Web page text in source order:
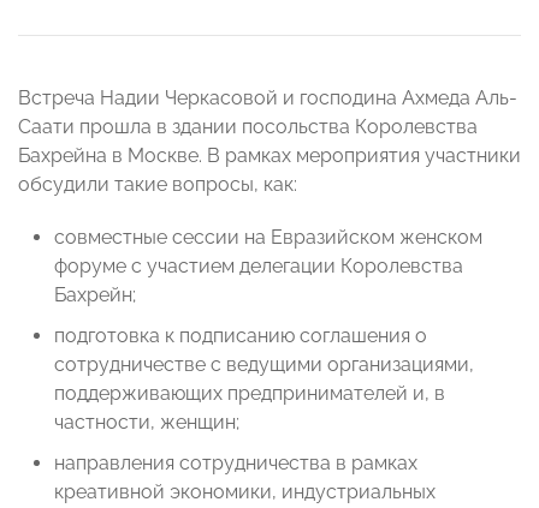
Встреча Надии Черкасовой и господина Ахмеда Аль-
Саати прошла в здании посольства Королевства
Бахрейна в Москве. В рамках мероприятия участники
обсудили такие вопросы, как:
совместные сессии на Евразийском женском
форуме с участием делегации Королевства
Бахрейн;
подготовка к подписанию соглашения о
сотрудничестве с ведущими организациями,
поддерживающих предпринимателей и, в
частности, женщин;
направления сотрудничества в рамках
креативной экономики, индустриальных